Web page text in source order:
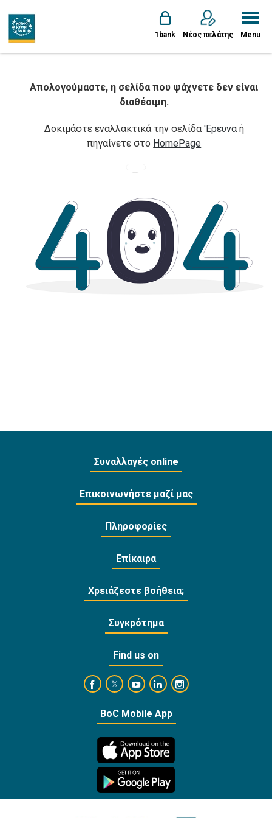
1bank Νέος πελάτης Menu
Απολογούμαστε, η σελίδα που ψάχνετε δεν είναι
διαθέσιμη.
Δοκιμάστε εναλλακτικά την σελίδα 'Ερευναή
πηγαίνετε στο HomePage
Συναλλαγές online
Επικοινωνήστε μαζί μας
Πληροφορίες
Επίκαιρα
Χρειάζεστε βοήθεια;
Συγκρότημα
Find us on
https://www.facebook.com/
https://twitter.com/bankofcyprus_
https://www.youtube.com/user/
https://www.linkedin.com/
https://
BoC Mobile App